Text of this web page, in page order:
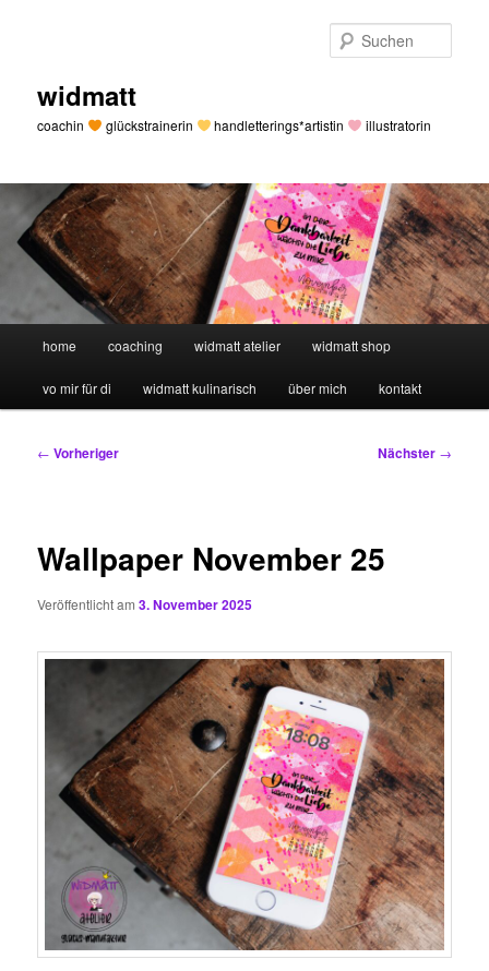
widmatt
coachin glückstrainerin handletterings*artistin illustratorin
home coaching widmatt atelier widmatt shop
vo mir für di widmatt kulinarisch über mich kontakt
Beitragsnavigation
← Vorheriger Nächster →
Wallpaper November 25
Veröffentlicht am3. November 2025